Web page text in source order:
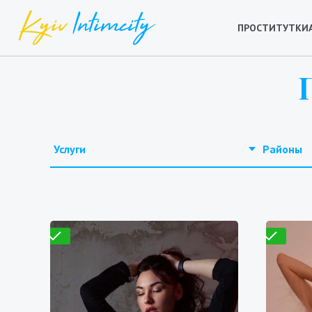
ПРОСТИТУТКИ
Услуги Районы
Проверено